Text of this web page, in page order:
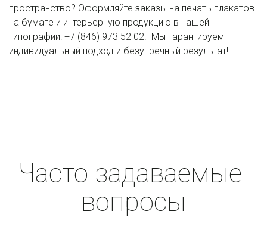
пространство? Оформляйте заказы на печать плакатов
на бумаге и интерьерную продукцию в нашей
типографии: +7 (846) 973 52 02.  Мы гарантируем
индивидуальный подход и безупречный результат!
Часто задаваемые
вопросы